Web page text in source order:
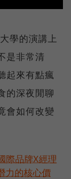
學的演講上
是非常清
起來有點瘋
的深夜閒聊
會如何改變
際品牌X經理
力的核心價